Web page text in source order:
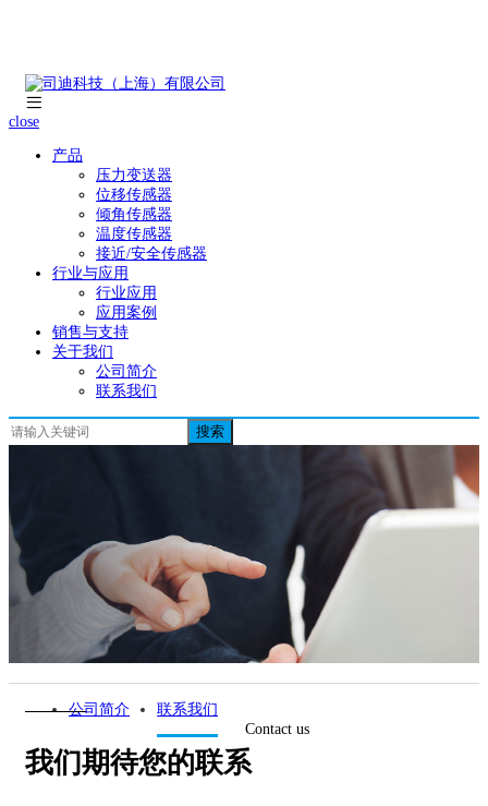
close
产品
压力变送器
位移传感器
倾角传感器
温度传感器
接近/安全传感器
行业与应用
行业应用
应用案例
销售与支持
关于我们
公司简介
联系我们
搜索
公司简介
联系我们
Contact us
我们期待您的联系